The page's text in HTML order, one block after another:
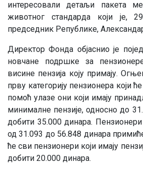
интересовали детаљи пакета
животног стандарда који је,
председник Републике,
Директор Фонда објаснио је
новчане подршке за
висине пензија коју примају.
прву категорију пензионера који
помоћ улазе они који имају
минималне пензије, односно до
добити 35.000 динара. Пензионери
од 31.093 до 56.848 динара
ће сви пензионери који имају
добити 20.000 динара.